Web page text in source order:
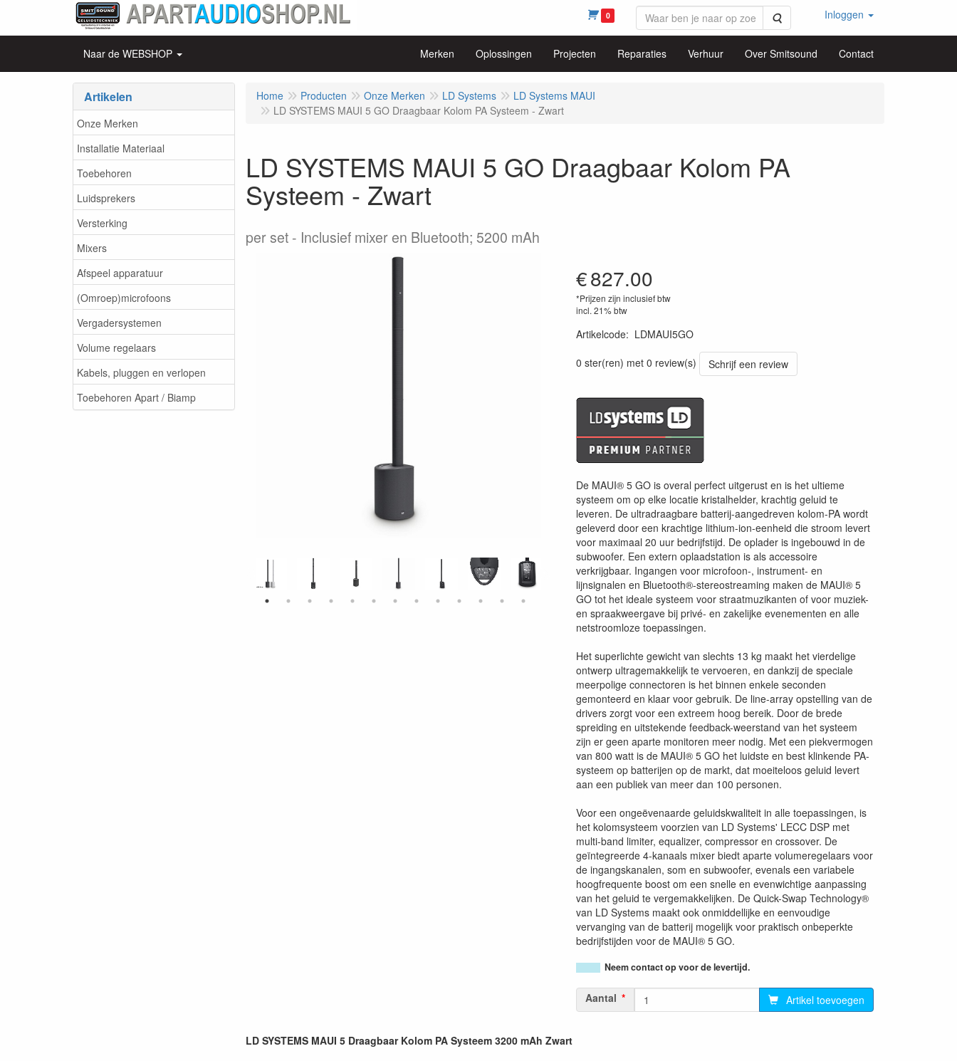
0 Zoeken Inloggen
Naar de WEBSHOP Merken Oplossingen Projecten Reparaties Verhuur Over Smitsound Contact
Artikelen
Onze Merken
Installatie Materiaal
Toebehoren
Luidsprekers
Versterking
Mixers
Afspeel apparatuur
(Omroep)microfoons
Vergadersystemen
Volume regelaars
Kabels, pluggen en verlopen
Toebehoren Apart / Biamp
Home Producten Onze Merken LD Systems
LD Systems MAUI
LD SYSTEMS MAUI 5 GO Draagbaar Kolom PA Systeem - Zwart
LD SYSTEMS MAUI 5 GO Draagbaar Kolom PA
Systeem - Zwart
per set Inclusief mixer en Bluetooth; 5200 mAh
€827.00
*Prijzen zijn inclusief btw
incl. 21% btw
Artikelcode: LDMAUI5GO
0 ster(ren) met 0 review(s)
Schrijf een review
De MAUI® 5 GO is overal perfect uitgerust en is het ultieme
systeem om op elke locatie kristalhelder, krachtig geluid te
leveren. De ultradraagbare batterij-aangedreven kolom-PA wordt
geleverd door een krachtige lithium-ion-eenheid die stroom levert
voor maximaal 20 uur bedrijfstijd. De oplader is ingebouwd in de
subwoofer. Een extern oplaadstation is als accessoire
verkrijgbaar. Ingangen voor microfoon-, instrument- en
lijnsignalen en Bluetooth®-stereostreaming maken de MAUI® 5
GO tot het ideale systeem voor straatmuzikanten of voor muziek-
en spraakweergave bij privé- en zakelijke evenementen en alle
netstroomloze toepassingen.
Het superlichte gewicht van slechts 13 kg maakt het vierdelige
ontwerp ultragemakkelijk te vervoeren, en dankzij de speciale
meerpolige connectoren is het binnen enkele seconden
gemonteerd en klaar voor gebruik. De line-array opstelling van de
drivers zorgt voor een extreem hoog bereik. Door de brede
spreiding en uitstekende feedback-weerstand van het systeem
zijn er geen aparte monitoren meer nodig. Met een piekvermogen
van 800 watt is de MAUI® 5 GO het luidste en best klinkende PA-
systeem op batterijen op de markt, dat moeiteloos geluid levert
aan een publiek van meer dan 100 personen.
Voor een ongeëvenaarde geluidskwaliteit in alle toepassingen, is
het kolomsysteem voorzien van LD Systems' LECC DSP met
multi-band limiter, equalizer, compressor en crossover. De
geïntegreerde 4-kanaals mixer biedt aparte volumeregelaars voor
de ingangskanalen, som en subwoofer, evenals een variabele
hoogfrequente boost om een ​​snelle en evenwichtige aanpassing
van het geluid te vergemakkelijken. De Quick-Swap Technology®
van LD Systems maakt ook onmiddellijke en eenvoudige
vervanging van de batterij mogelijk voor praktisch onbeperkte
bedrijfstijden voor de MAUI® 5 GO.
Neem contact op voor de levertijd.
Aantal Artikel toevoegen
LD SYSTEMS MAUI 5 Draagbaar Kolom PA Systeem 3200 mAh Zwart